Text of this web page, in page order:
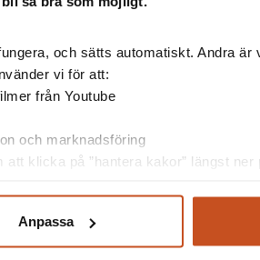
och sätts automatiskt. Andra är
vi för att:
från Youtube
och marknadsföring
klicka på ”hantera kakor” längst ner
Anpassa
borde börja